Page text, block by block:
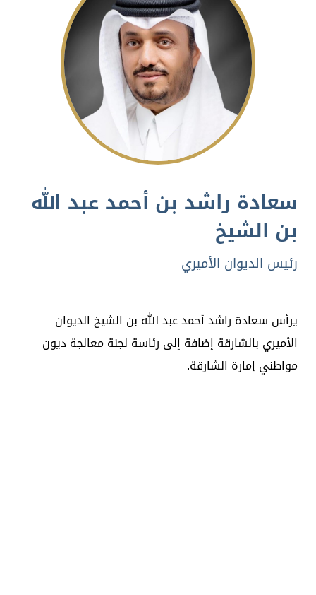
سعادة راشد بن أحمد عبد الله
بن الشيخ
رئيس الديوان الأميري
يرأس سعادة راشد أحمد عبد الله بن الشيخ الديوان
الأميري بالشارقة إضافة إلى رئاسة لجنة معالجة ديون
مواطني إمارة الشارقة.